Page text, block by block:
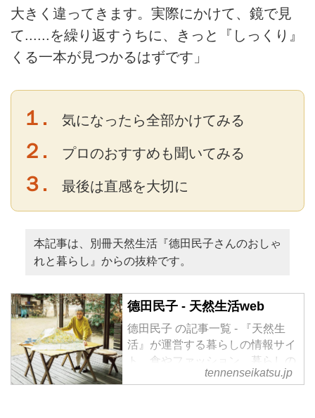
大きく違ってきます。実際にかけて、鏡で見
て......を繰り返すうちに、きっと『しっくり』
くる一本が見つかるはずです」
１. 気になったら全部かけてみる
２. プロのおすすめも聞いてみる
３. 最後は直感を大切に
本記事は、別冊天然生活『德田民子さんのおしゃ
れと暮らし』からの抜粋です。
德田民子 - 天然生活web
德田民子 の記事一覧 - 『天然生
活』が運営する暮らしの情報サイ
ト。食やファッション、暮らしの
知恵はもちろん、Webオリジナル
tennenseikatsu.jp